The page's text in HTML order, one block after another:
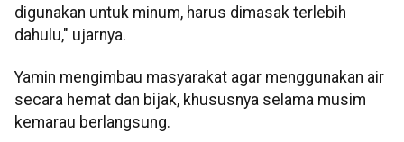
digunakan untuk minum, harus dimasak terlebih
dahulu," ujarnya.
Yamin mengimbau masyarakat agar menggunakan air
secara hemat dan bijak, khususnya selama musim
kemarau berlangsung.